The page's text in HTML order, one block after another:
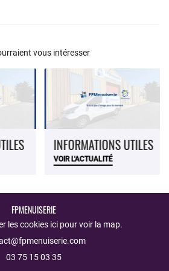
vous intéresser
INFORMATIONS UTILES
VOIR L'ACTUALITÉ
FPMENUISERIE
les cookies ici pour voir la map.
03 75 15 03 35